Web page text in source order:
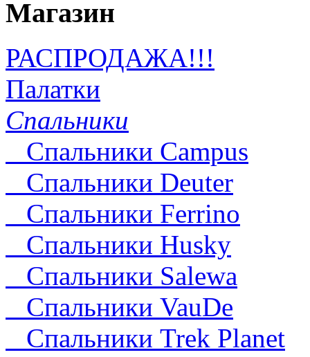
Магазин
РАСПРОДАЖА!!!
Палатки
Спальники
Спальники Campus
Спальники Deuter
Cпальники Ferrino
Спальники Husky
Спальники Salewa
Спальники VauDe
Спальники Trek Planet